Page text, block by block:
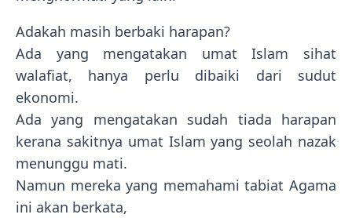
Adakah masih berbaki harapan?
Ada yang mengatakan umat Islam sihat
walafiat, hanya perlu dibaiki dari sudut
ekonomi.
Ada yang mengatakan sudah tiada harapan
kerana sakitnya umat Islam yang seolah nazak
menunggu mati.
Namun mereka yang memahami tabiat Agama
ini akan berkata,